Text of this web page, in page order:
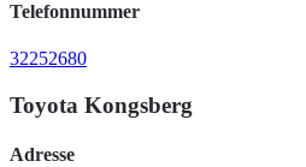
Telefonnummer
32252680
Toyota Kongsberg
Adresse